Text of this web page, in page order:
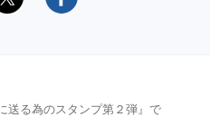
送る為のスタンプ第２弾』で